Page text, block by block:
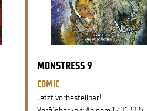
MONSTRESS 9
COMIC
Jetzt vorbestellbar!